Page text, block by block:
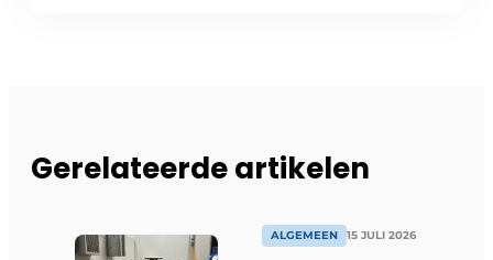
Gerelateerde artikelen
ALGEMEEN 15 JULI 2026